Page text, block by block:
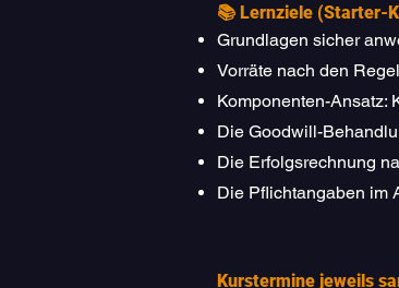
📚 Lernziele (Starter-
Grundlagen sicher
Vorräte nach den
Komponenten-Ansatz:
Die Goodwill-
Die Erfolgsrechnung
Die Pflichtangaben im
Kurstermine jeweils